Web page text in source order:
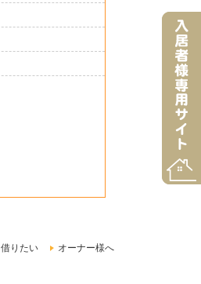
借りたい
オーナー様へ